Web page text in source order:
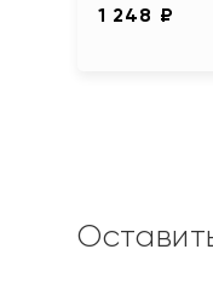
1 248 ₽